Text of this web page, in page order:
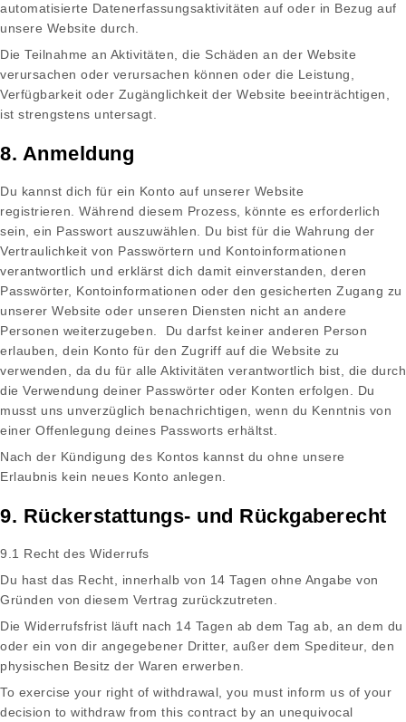
automatisierte Datenerfassungsaktivitäten auf oder in Bezug auf
unsere Website durch.
Die Teilnahme an Aktivitäten, die Schäden an der Website
verursachen oder verursachen können oder die Leistung,
Verfügbarkeit oder Zugänglichkeit der Website beeinträchtigen,
ist strengstens untersagt.
8. Anmeldung
Du kannst dich für ein Konto auf unserer Website
registrieren. Während diesem Prozess, könnte es erforderlich
sein, ein Passwort auszuwählen. Du bist für die Wahrung der
Vertraulichkeit von Passwörtern und Kontoinformationen
verantwortlich und erklärst dich damit einverstanden, deren
Passwörter, Kontoinformationen oder den gesicherten Zugang zu
unserer Website oder unseren Diensten nicht an andere
Personen weiterzugeben. Du darfst keiner anderen Person
erlauben, dein Konto für den Zugriff auf die Website zu
verwenden, da du für alle Aktivitäten verantwortlich bist, die durch
die Verwendung deiner Passwörter oder Konten erfolgen. Du
musst uns unverzüglich benachrichtigen, wenn du Kenntnis von
einer Offenlegung deines Passworts erhältst.
Nach der Kündigung des Kontos kannst du ohne unsere
Erlaubnis kein neues Konto anlegen.
9. Rückerstattungs- und Rückgaberecht
9.1 Recht des Widerrufs
Du hast das Recht, innerhalb von 14 Tagen ohne Angabe von
Gründen von diesem Vertrag zurückzutreten.
Die Widerrufsfrist läuft nach 14 Tagen ab dem Tag ab, an dem du
oder ein von dir angegebener Dritter, außer dem Spediteur, den
physischen Besitz der Waren erwerben.
To exercise your right of withdrawal, you must inform us of your
decision to withdraw from this contract by an unequivocal